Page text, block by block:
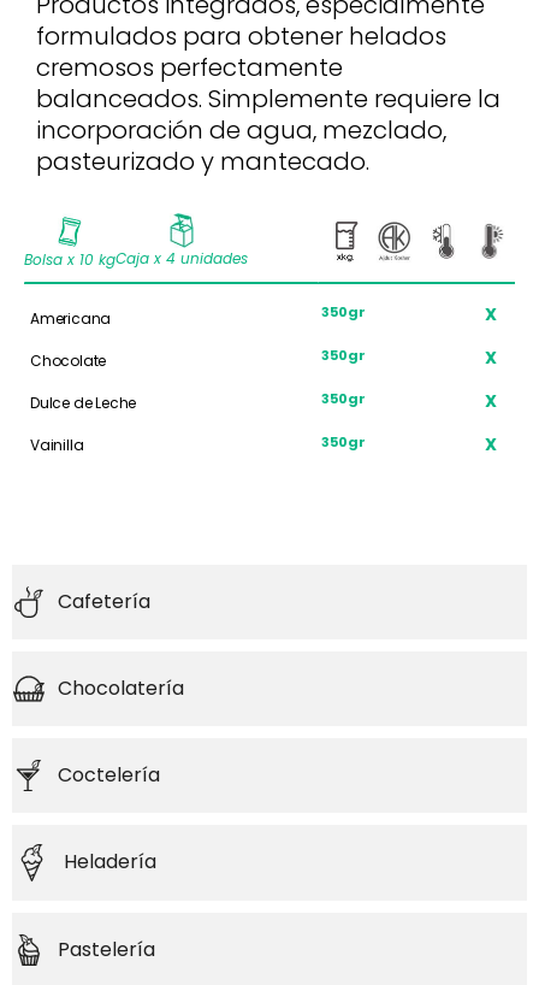
formulados para obtener helados
cremosos perfectamente
balanceados. Simplemente requiere la
incorporación de agua, mezclado,
pasteurizado y mantecado.
Bolsa x 10 kgCaja x 4 unidades
Americana
Chocolate
Dulce de Leche
Vainilla
350gr
350gr
350gr
350gr
X
X
X
X
Cafetería
Chocolatería
Coctelería
Heladería
Pastelería